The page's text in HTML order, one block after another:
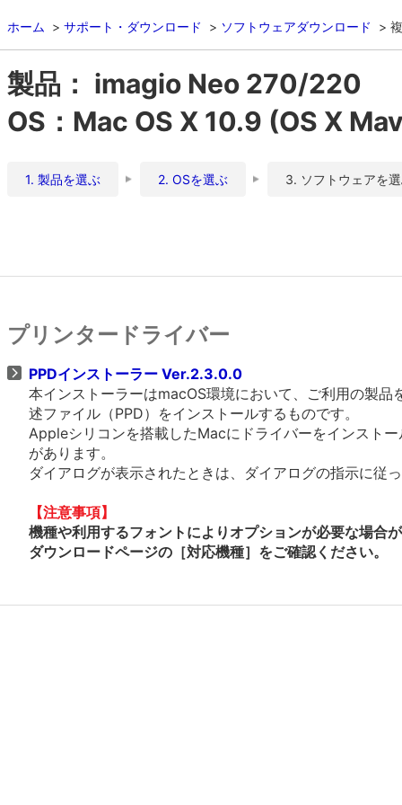
ホーム サポート・ダウンロード ソフトウェアダウンロード
製品： imagio Neo 270/220
OS：Mac OS X 10.9 (OS X
1. 製品を選ぶ 2. OSを選ぶ 3. ソフトウェアを
プリンタードライバー
PPDインストーラー Ver.2.3.0.0
本インストーラーはmacOS環境において、ご利用の製
述ファイル（PPD）をインストールするものです。
Appleシリコンを搭載したMacにドライバーをインスト
があります。
ダイアログが表示されたときは、ダイアログの指示に従
【注意事項】
機種や利用するフォントによりオプションが必要な場合
ダウンロードページの［対応機種］をご確認ください。